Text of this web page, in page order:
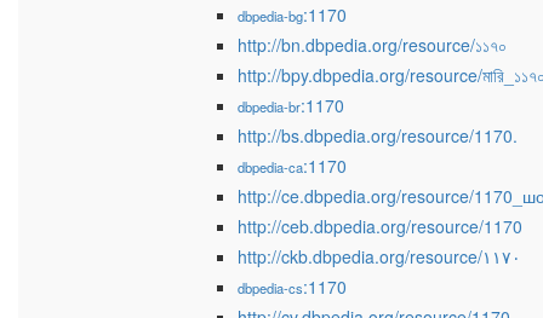
dbpedia-bg:1170
http://bn.dbpedia.org/resource/১১৭০
http://bpy.dbpedia.org/resource/
dbpedia-br:1170
http://bs.dbpedia.org/resource/1170.
dbpedia-ca:1170
http://ce.dbpedia.org/resource/
http://ceb.dbpedia.org/resource/1170
http://ckb.dbpedia.org/resource/١١٧٠
dbpedia-cs:1170